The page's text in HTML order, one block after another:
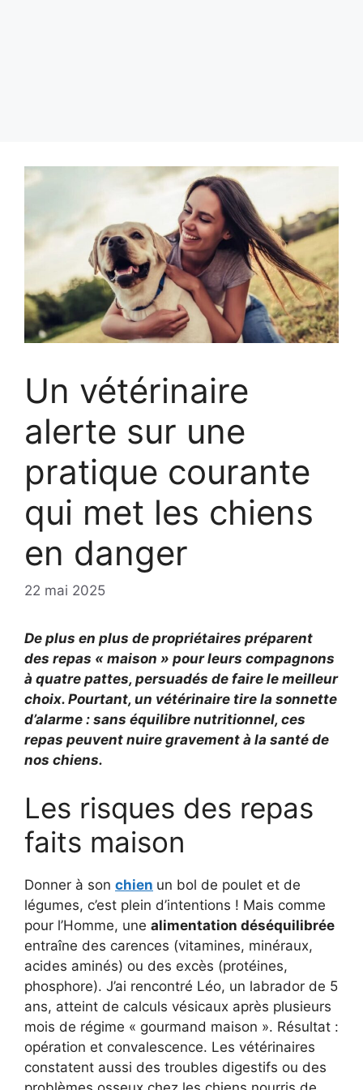
Un vétérinaire
alerte sur une
pratique courante
qui met les chiens
en danger
22 mai 2025
De plus en plus de propriétaires préparent
des repas « maison » pour leurs compagnons
à quatre pattes, persuadés de faire le meilleur
choix. Pourtant, un vétérinaire tire la sonnette
d’alarme : sans équilibre nutritionnel, ces
repas peuvent nuire gravement à la santé de
nos chiens.
Les risques des repas
faits maison
Donner à son chien un bol de poulet et de
légumes, c’est plein d’intentions ! Mais comme
pour l’Homme, une alimentation déséquilibrée
entraîne des carences (vitamines, minéraux,
acides aminés) ou des excès (protéines,
phosphore). J’ai rencontré Léo, un labrador de 5
ans, atteint de calculs vésicaux après plusieurs
mois de régime « gourmand maison ». Résultat :
opération et convalescence. Les vétérinaires
constatent aussi des troubles digestifs ou des